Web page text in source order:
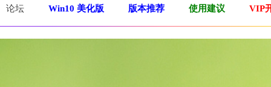
论坛 Win10 美化版 版本推荐 使用建议 VIP